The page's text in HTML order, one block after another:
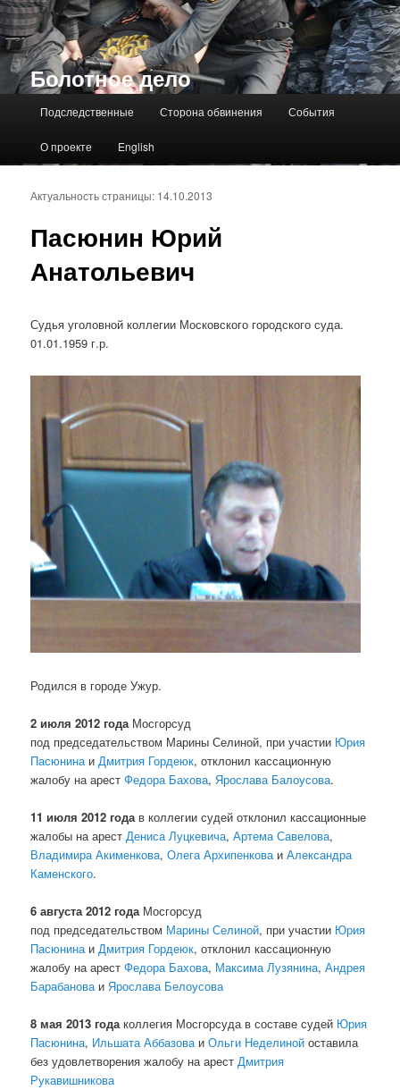
Болотное дело
Подследственные Сторона обвинения События
О проекте English
Пасюнин Юрий
Анатольевич
Актуальность страницы: 14.10.2013
Судья уголовной коллегии Московского городского суда.
01.01.1959 г.р.
Родился в городе Ужур.
2 июля2012 года Мосгорсуд
под председательством Марины Селиной, при участии Юрия
ПасюнинаиДмитрия Гордеюк, отклонил кассационную
жалобу на арестФедора Бахова,Ярослава Балоусова.
11 июля 2012 годав коллегии судей отклонил кассационные
жалобы на арестДениса Луцкевича,Артема Савелова,
Владимира Акименкова,Олега АрхипенковаиАлександра
Каменского.
6 августа2012 года Мосгорсуд
под председательством Марины Селиной, при участии Юрия
ПасюнинаиДмитрия Гордеюк, отклонил кассационную
жалобу на арестФедора Бахова, Максима Лузянина,Андрея
БарабановаиЯрослава Белоусова
8 мая 2013 годаколлегия Мосгорсуда в составе судей Юрия
Пасюнина, Ильшата АббазоваиОльги Неделиной оставила
без удовлетворения жалобу на арестДмитрия
Рукавишникова